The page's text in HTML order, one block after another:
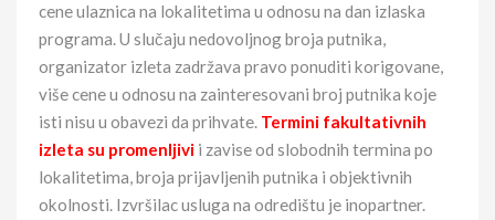
cene ulaznica na lokalitetima u odnosu na dan izlaska
programa. U slučaju nedovoljnog broja putnika,
organizator izleta zadržava pravo ponuditi korigovane,
više cene u odnosu na zainteresovani broj putnika koje
isti nisu u obavezi da prihvate. Termini fakultativnih
izleta su promenljivi i zavise od slobodnih termina po
lokalitetima, broja prijavljenih putnika i objektivnih
okolnosti. Izvršilac usluga na odredištu je inopartner.